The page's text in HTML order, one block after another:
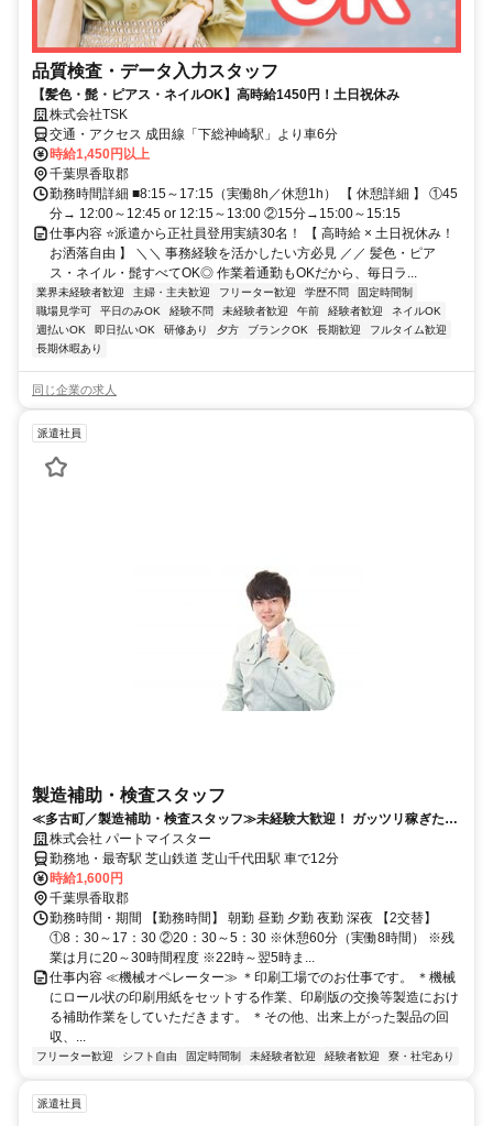
品質検査・データ入力スタッフ
【髪色・髭・ピアス・ネイルOK】高時給1450円！土日祝休み
株式会社TSK
交通・アクセス 成田線「下総神崎駅」より車6分
時給1,450円以上
千葉県香取郡
勤務時間詳細 ■8:15～17:15（実働8h／休憩1h） 【 休憩詳細 】 ①45
分→ 12:00～12:45 or 12:15～13:00 ②15分→15:00～15:15
仕事内容 ⭐派遣から正社員登用実績30名！ 【 高時給 × 土日祝休み！
お洒落自由 】 ＼＼ 事務経験を活かしたい方必見 ／／ 髪色・ピア
ス・ネイル・髭すべてOK◎ 作業着通勤もOKだから、毎日ラ...
業界未経験者歓迎 主婦・主夫歓迎 フリーター歓迎 学歴不問
固定時間制
職場見学可
平日のみOK 経験不問 未経験者歓迎 午前 経験者歓迎
ネイルOK
週払いOK
即日払いOK 研修あり 夕方 ブランクOK 長期歓迎
フルタイム歓迎
長期休暇あり
同じ企業の求人
派遣社員
製造補助・検査スタッフ
≪多古町／製造補助・検査スタッフ≫未経験大歓迎！ ガッツリ稼ぎたい
方必見!!50歳位迄男性活躍中
株式会社 パートマイスター
勤務地・最寄駅 芝山鉄道 芝山千代田駅 車で12分
時給1,600円
千葉県香取郡
勤務時間・期間 【勤務時間】 朝勤 昼勤 夕勤 夜勤 深夜 【2交替】
①8：30～17：30 ②20：30～5：30 ※休憩60分（実働8時間） ※残
業は月に20～30時間程度 ※22時～翌5時ま...
仕事内容 ≪機械オペレーター≫ ＊印刷工場でのお仕事です。 ＊機械
にロール状の印刷用紙をセットする作業、印刷版の交換等製造におけ
る補助作業をしていただきます。 ＊その他、出来上がった製品の回
収、...
フリーター歓迎 シフト自由 固定時間制 未経験者歓迎 経験者歓迎 寮・社宅あり
派遣社員